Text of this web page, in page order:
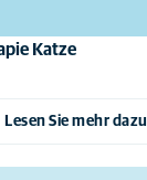
Katze
Lesen Sie mehr dazu